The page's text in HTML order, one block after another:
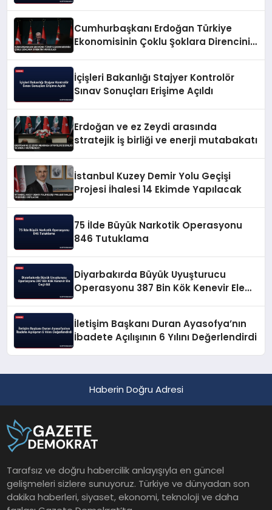
Cumhurbaşkanı Erdoğan Türkiye
Ekonomisinin Çoklu Şoklara Direncini
İçişleri Bakanlığı Stajyer Kontrolör
Sınav Sonuçları Erişime Açıldı
Erdoğan ve ez Zeydi arasında
stratejik iş birliği ve enerji mutabakatı
İstanbul Kuzey Demir Yolu Geçişi
Projesi İhalesi 14 Ekimde Yapılacak
75 İlde Büyük Narkotik Operasyonu
846 Tutuklama
Diyarbakırda Büyük Uyuşturucu
Operasyonu 387 Bin Kök Kenevir Ele
İletişim Başkanı Duran Ayasofya’nın
İbadete Açılışının 6 Yılını Değerlendirdi
Haberin Doğru Adresi
Tarafsız ve doğru habercilik anlayışıyla en güncel
gelişmeleri sizlere sunuyoruz. Türkiye ve dünyadan son
dakika haberleri, siyaset, ekonomi, teknoloji ve daha